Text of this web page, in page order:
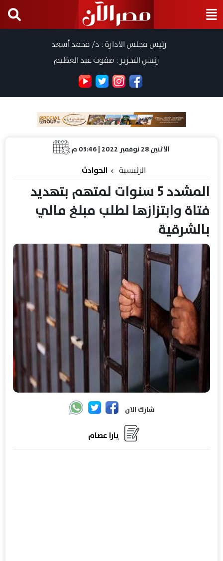
رئيس مجلس الادارة : د/ محمد أسعد
رئيس التحرير : صفوت عبد العظيم
الاثنين 28 نوفمبر 2022 | 03:46 م
الرئيسية الحوادث
المشدد 5 سنوات لمتهم بتهديد
فتاة وابتزازها لطلب مبلغ مالي
بالشرقية
شارك الان
يارا عصام